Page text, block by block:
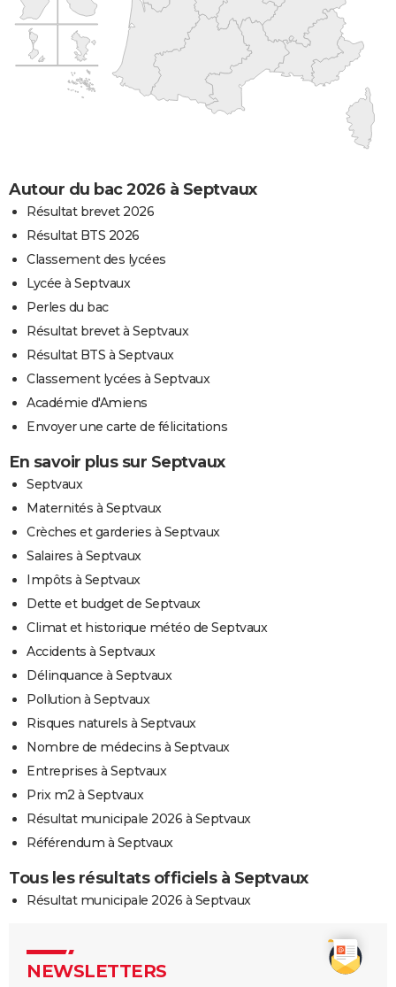
Autour du bac 2026 à Septvaux
Résultat brevet 2026
Résultat BTS 2026
Classement des lycées
Lycée à Septvaux
Perles du bac
Résultat brevet à Septvaux
Résultat BTS à Septvaux
Classement lycées à Septvaux
Académie d'Amiens
Envoyer une carte de félicitations
En savoir plus sur Septvaux
Septvaux
Maternités à Septvaux
Crèches et garderies à Septvaux
Salaires à Septvaux
Impôts à Septvaux
Dette et budget de Septvaux
Climat et historique météo de Septvaux
Accidents à Septvaux
Délinquance à Septvaux
Pollution à Septvaux
Risques naturels à Septvaux
Nombre de médecins à Septvaux
Entreprises à Septvaux
Prix m2 à Septvaux
Résultat municipale 2026 à Septvaux
Référendum à Septvaux
Tous les résultats officiels à Septvaux
Résultat municipale 2026 à Septvaux
NEWSLETTERS